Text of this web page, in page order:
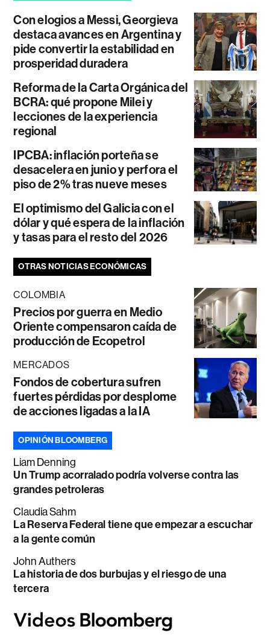
Con elogios a Messi, Georgieva
destaca avances en Argentina y
pide convertir la estabilidad en
prosperidad duradera
Reforma de la Carta Orgánica del
BCRA: qué propone Milei y
lecciones de la experiencia
regional
IPCBA: inflación porteña se
desacelera en junio y perfora el
piso de 2% tras nueve meses
El optimismo del Galicia con el
dólar y qué espera de la inflación
y tasas para el resto del 2026
OTRAS NOTICIAS ECONÓMICAS
COLOMBIA
Precios por guerra en Medio
Oriente compensaron caída de
producción de Ecopetrol
MERCADOS
Fondos de cobertura sufren
fuertes pérdidas por desplome
de acciones ligadas a la IA
OPINIÓN BLOOMBERG
Liam Denning
Un Trump acorralado podría volverse contra las
grandes petroleras
Claudia Sahm
La Reserva Federal tiene que empezar a escuchar
a la gente común
John Authers
La historia de dos burbujas y el riesgo de una
tercera